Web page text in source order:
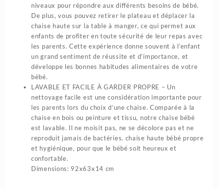
niveaux pour répondre aux différents besoins de bébé.
De plus, vous pouvez retirer le plateau et déplacer la
chaise haute sur la table à manger, ce qui permet aux
enfants de profiter en toute sécurité de leur repas avec
les parents. Cette expérience donne souvent à l’enfant
un grand sentiment de réussite et d’importance, et
développe les bonnes habitudes alimentaires de votre
bébé.
LAVABLE ET FACILE À GARDER PROPRE – Un
nettoyage facile est une considération importante pour
les parents lors du choix d’une chaise. Comparée à la
chaise en bois ou peinture et tissu, notre chaise bébé
est lavable. Il ne moisit pas, ne se décolore pas et ne
reproduit jamais de bactéries. chaise haute bébé propre
et hygiénique, pour que le bébé soit heureux et
confortable.
Dimensions: 92x63x14 cm